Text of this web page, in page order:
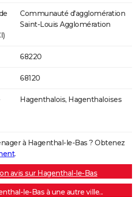
Communauté d'agglomération
Saint-Louis Agglomération
68220
68120
Hagenthalois, Hagenthaloises
à Hagenthal-le-Bas ? Obtenez
.
avis sur Hagenthal-le-Bas
le-Bas à une autre ville...